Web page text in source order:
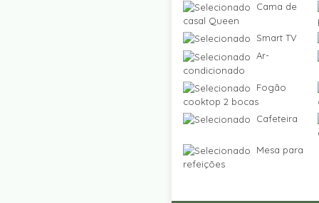
Cama de
casal Queen
Smart TV
Ar-
condicionado
Fogão
cooktop 2 bocas
Cafeteira
Mesa para
refeições